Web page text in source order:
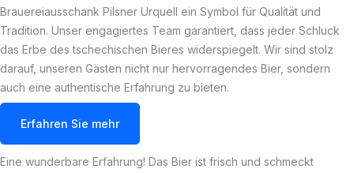
Brauereiausschank Pilsner Urquell ein Symbol für Qualität und
Tradition. Unser engagiertes Team garantiert, dass jeder Schluck
das Erbe des tschechischen Bieres widerspiegelt. Wir sind stolz
darauf, unseren Gästen nicht nur hervorragendes Bier, sondern
auch eine authentische Erfahrung zu bieten.
Erfahren Sie mehr
Eine wunderbare Erfahrung! Das Bier ist frisch und schmeckt